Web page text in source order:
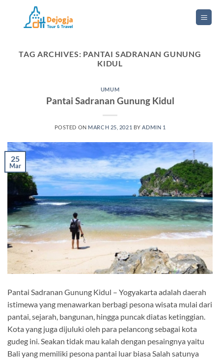
content
TAG ARCHIVES: PANTAI SADRANAN GUNUNG
KIDUL
UMUM
Pantai Sadranan Gunung Kidul
POSTED ON MARCH 25, 2021 BY ADMIN 1
25
Mar
Pantai Sadranan Gunung Kidul – Yogyakarta adalah daerah
istimewa yang menawarkan berbagi pesona wisata mulai dari
pantai, sejarah, bangunan, hingga puncak diatas ketinggian.
Kota yang juga dijuluki oleh para pelancong sebagai kota
gudeg ini. Seakan tidak mau kalah dengan pesaingnya yaitu
Bali yang memiliki pesona pantai luar biasa Salah satunya